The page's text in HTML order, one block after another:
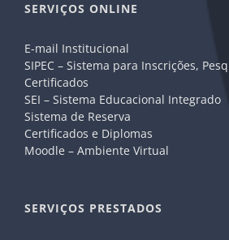
SERVIÇOS ONLINE
E-mail Institucional
SIPEC – Sistema para Inscrições,
Certificados
SEI – Sistema Educacional Integrado
Sistema de Reserva
Certificados e Diplomas
Moodle – Ambiente Virtual
SERVIÇOS PRESTADOS